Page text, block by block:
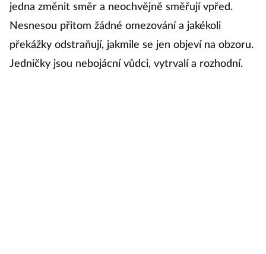
jedna změnit směr a neochvějně směřují vpřed.
Nesnesou přitom žádné omezování a jakékoli
překážky odstraňují, jakmile se jen objeví na obzoru.
Jedničky jsou nebojácní vůdci, vytrvalí a rozhodní.